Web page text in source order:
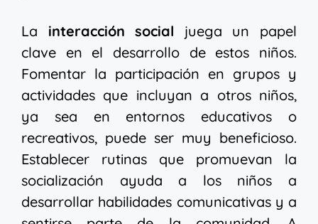
La interacción social juega un papel
clave en el desarrollo de estos niños.
Fomentar la participación en grupos y
actividades que incluyan a otros niños,
ya sea en entornos educativos o
recreativos, puede ser muy beneficioso.
Establecer rutinas que promuevan la
socialización ayuda a los niños a
desarrollar habilidades comunicativas y a